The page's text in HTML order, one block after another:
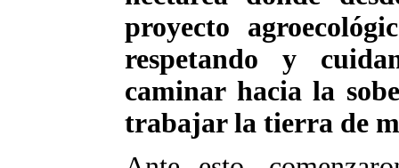
proyecto
respetando y
caminar hacia la
trabajar la tierra de